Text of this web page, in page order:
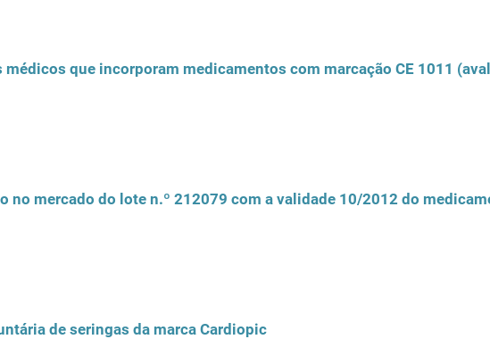
que incorporam medicamentos com marcação CE 1011
no mercado do lote n.º 212079 com a validade 10/2012 do
de seringas da marca Cardiopic